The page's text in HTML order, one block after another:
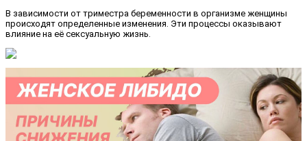
В зависимости от триместра беременности в организме женщины
происходят определенные изменения. Эти процессы оказывают
влияние на её сексуальную жизнь.